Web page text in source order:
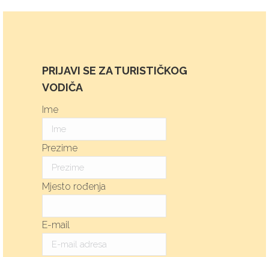
PRIJAVI SE ZA TURISTIČKOG
VODIČA
Ime
Prezime
Mjesto rođenja
E-mail